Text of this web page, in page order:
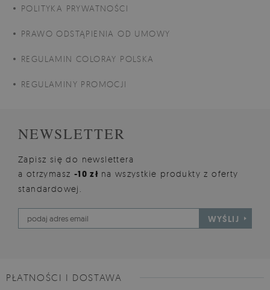
POLITYKA PRYWATNOŚCI
PRAWO ODSTĄPIENIA OD UMOWY
REGULAMIN COLORAY POLSKA
REGULAMINY PROMOCJI
NEWSLETTER
Zapisz się do newslettera
a otrzymasz -10 zł na wszystkie produkty z oferty
standardowej.
WYŚLIJ
PŁATNOŚCI I DOSTAWA